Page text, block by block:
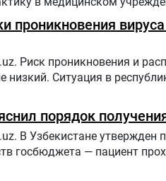
проникновения
Риск проникновения и
низкий. Ситуация в
порядок
В Узбекистане
госбюджета — пациент